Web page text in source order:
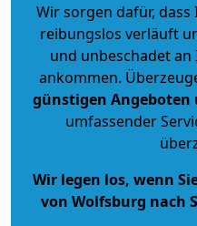
Wir sorgen dafür,
reibungslos verläuft
und unbeschadet
ankommen.
günstigen
umfassender
Wir legen los, wenn
von Wolfsburg nach